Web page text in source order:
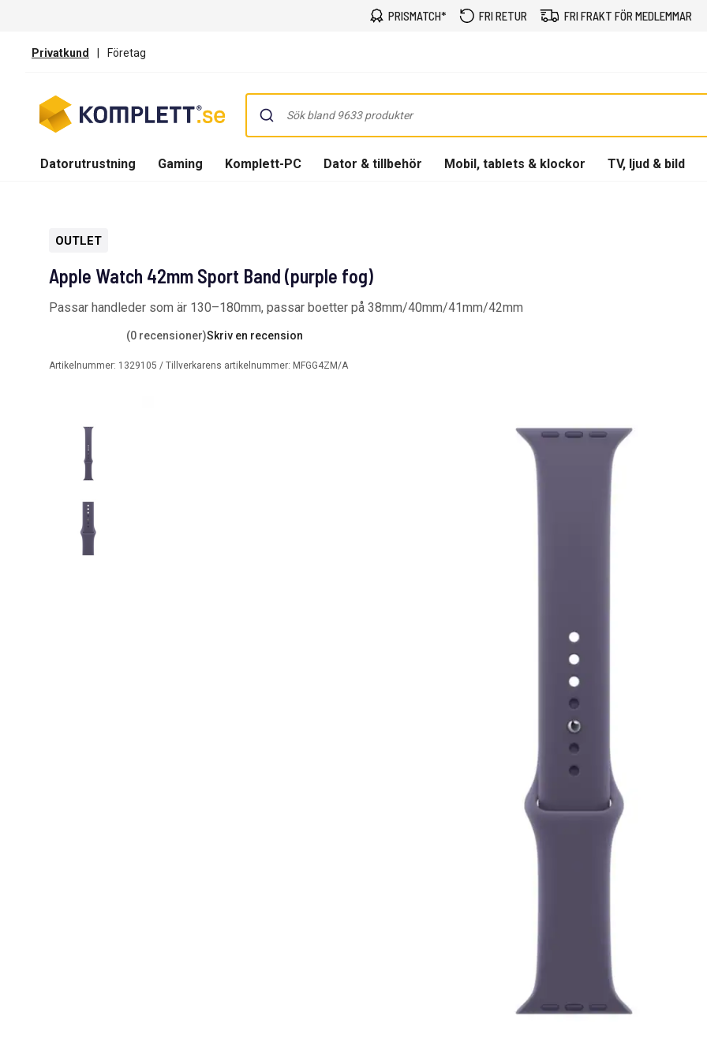
PRISMATCH* FRI RETUR FRI FRAKT FÖR MEDLEMMAR
Privatkund | Företag
Datorutrustning Gaming Komplett-PC Dator & tillbehör Mobil, tablets & klockor TV, ljud & bild
OUTLET
Apple Watch 42mm Sport Band (purple fog)
Passar handleder som är 130–180mm, passar boetter på 38mm/40mm/41mm/42mm
(0 recensioner)Skriv en recension
Artikelnummer: 1329105 / Tillverkarens artikelnummer: MFGG4ZM/A